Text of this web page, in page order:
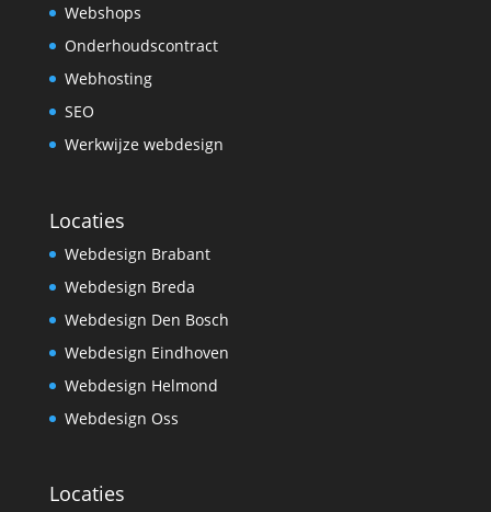
Webshops
Onderhoudscontract
Webhosting
SEO
Werkwijze webdesign
Locaties
Webdesign Brabant
Webdesign Breda
Webdesign Den Bosch
Webdesign Eindhoven
Webdesign Helmond
Webdesign Oss
Locaties